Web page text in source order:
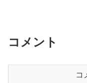
コメント
コ